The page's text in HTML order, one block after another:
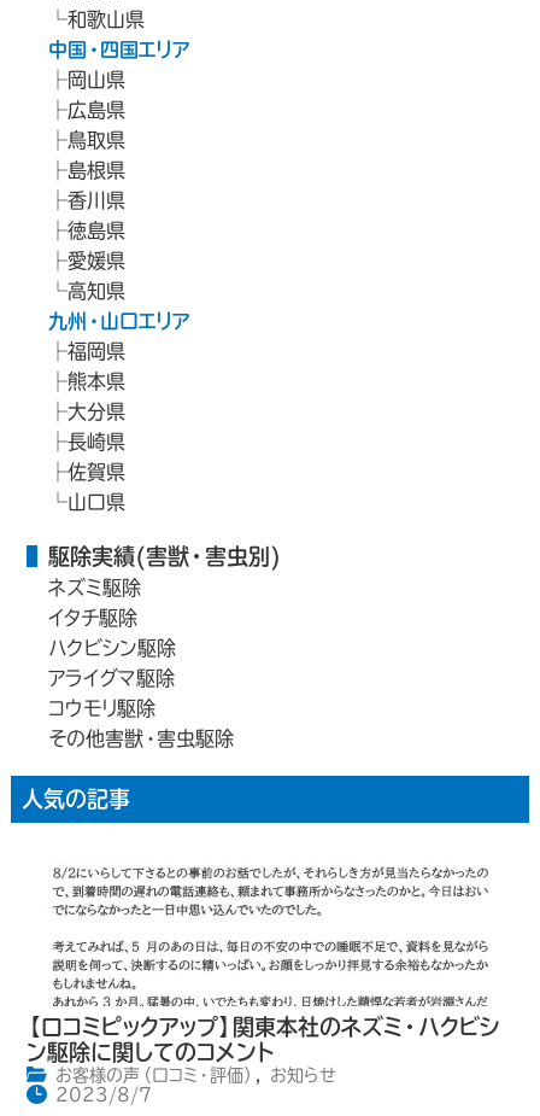
和歌山県
中国・四国エリア
岡山県
広島県
鳥取県
島根県
香川県
徳島県
愛媛県
高知県
九州・山口エリア
福岡県
熊本県
大分県
長崎県
佐賀県
山口県
駆除実績(害獣・害虫別)
ネズミ駆除
イタチ駆除
ハクビシン駆除
アライグマ駆除
コウモリ駆除
その他害獣・害虫駆除
人気の記事
【口コミピックアップ】関東本社のネズミ・ハクビシ
ン駆除に関してのコメント
お客様の声（口コミ・評価）
お知らせ
2023/8/7